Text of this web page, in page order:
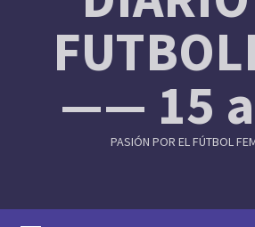
—— 15
PASIÓN POR EL FÚTBOL